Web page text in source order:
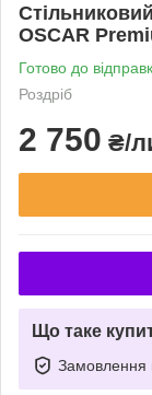
OSCAR
Готово до
Роздріб
2 750 ₴/
Що таке
Замовлення